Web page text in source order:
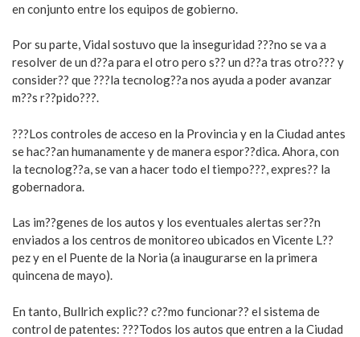
en conjunto entre los equipos de gobierno.
Por su parte, Vidal sostuvo que la inseguridad ???no se va a
resolver de un d??a para el otro pero s?? un d??a tras otro??? y
consider?? que ???la tecnolog??a nos ayuda a poder avanzar
m??s r??pido???.
???Los controles de acceso en la Provincia y en la Ciudad antes
se hac??an humanamente y de manera espor??dica. Ahora, con
la tecnolog??a, se van a hacer todo el tiempo???, expres?? la
gobernadora.
Las im??genes de los autos y los eventuales alertas ser??n
enviados a los centros de monitoreo ubicados en Vicente L??
pez y en el Puente de la Noria (a inaugurarse en la primera
quincena de mayo).
En tanto, Bullrich explic?? c??mo funcionar?? el sistema de
control de patentes: ???Todos los autos que entren a la Ciudad